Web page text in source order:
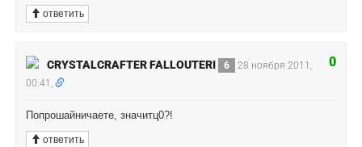
ответить
0
CRYSTALCRAFTER FALLOUTERI 6
28 ноября 2011,
00:41,
Попрошайничаете, значитц0?!
ответить